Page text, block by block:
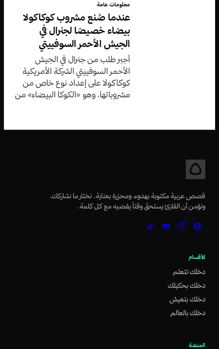
معلومات عامة
عندما صُنع مشروب كوكاكولا
بيضاء خصيصًا لجنرال في
الجيش الأحمر السوفييتي
أجبر طلب من جنرال في الجيش
الأحمر السوفييتي الشركة الأمريكية
كوكاكولا على إعداد نوع خاص من
مشروباتها، وهو «الكوكا البيضاء» من
قصص عربية مكتوبة بهدوء، ومحرّرة بعناية. نختار ما نشاركك،
ونؤمن أن القارئ يستحقّ وقتاً يقضيه مع كل كلمة.
الأقسام
دخلك تتعلم
دخلك بحكيلك
دخلك بتعيش
دخلك بالعالم
المنصّة